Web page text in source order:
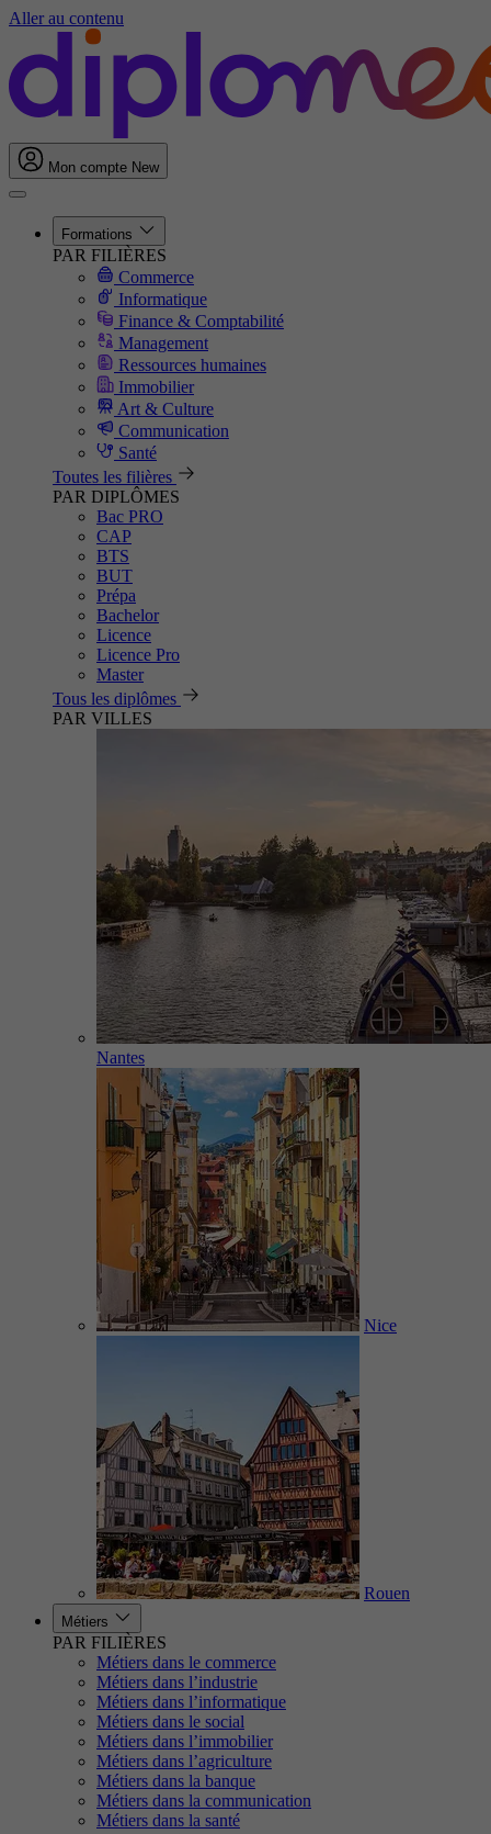
Aller au contenu
Mon compte New
Formations
PAR FILIÈRES
Commerce
Informatique
Finance & Comptabilité
Management
Ressources humaines
Immobilier
Art & Culture
Communication
Santé
Toutes les filières
PAR DIPLÔMES
Bac PRO
CAP
BTS
BUT
Prépa
Bachelor
Licence
Licence Pro
Master
Tous les diplômes
PAR VILLES
Nantes
Nice
Rouen
Métiers
PAR FILIÈRES
Métiers dans le commerce
Métiers dans l’industrie
Métiers dans l’informatique
Métiers dans le social
Métiers dans l’immobilier
Métiers dans l’agriculture
Métiers dans la banque
Métiers dans la communication
Métiers dans la santé